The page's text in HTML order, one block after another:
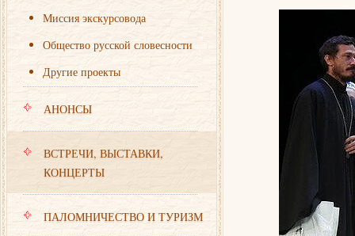
Миссия экскурсовода
Общество русской словесности
Другие проекты
АНОНСЫ
ВСТРЕЧИ, ВЫСТАВКИ,
КОНЦЕРТЫ
ПАЛОМНИЧЕСТВО И ТУРИЗМ